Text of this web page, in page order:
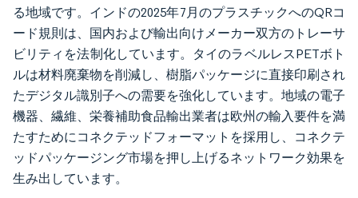
る地域です。インドの2025年7月のプラスチックへのQRコ
ード規則は、国内および輸出向けメーカー双方のトレーサ
ビリティを法制化しています。タイのラベルレスPETボト
ルは材料廃棄物を削減し、樹脂パッケージに直接印刷され
たデジタル識別子への需要を強化しています。地域の電子
機器、繊維、栄養補助食品輸出業者は欧州の輸入要件を満
たすためにコネクテッドフォーマットを採用し、コネクテ
ッドパッケージング市場を押し上げるネットワーク効果を
生み出しています。